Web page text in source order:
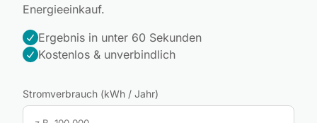
Energieeinkauf.
Ergebnis in unter 60 Sekunden
Kostenlos & unverbindlich
Stromverbrauch (kWh / Jahr)